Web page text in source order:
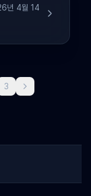
년 4월 14
3